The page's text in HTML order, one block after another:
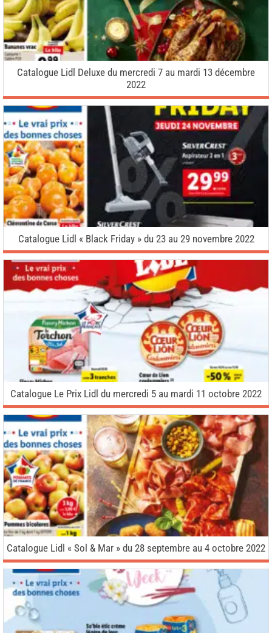
Catalogue Lidl Deluxe du mercredi 7 au mardi 13 décembre
2022
Catalogue Lidl « Black Friday » du 23 au 29 novembre 2022
Catalogue Le Prix Lidl du mercredi 5 au mardi 11 octobre 2022
Catalogue Lidl « Sol & Mar » du 28 septembre au 4 octobre 2022